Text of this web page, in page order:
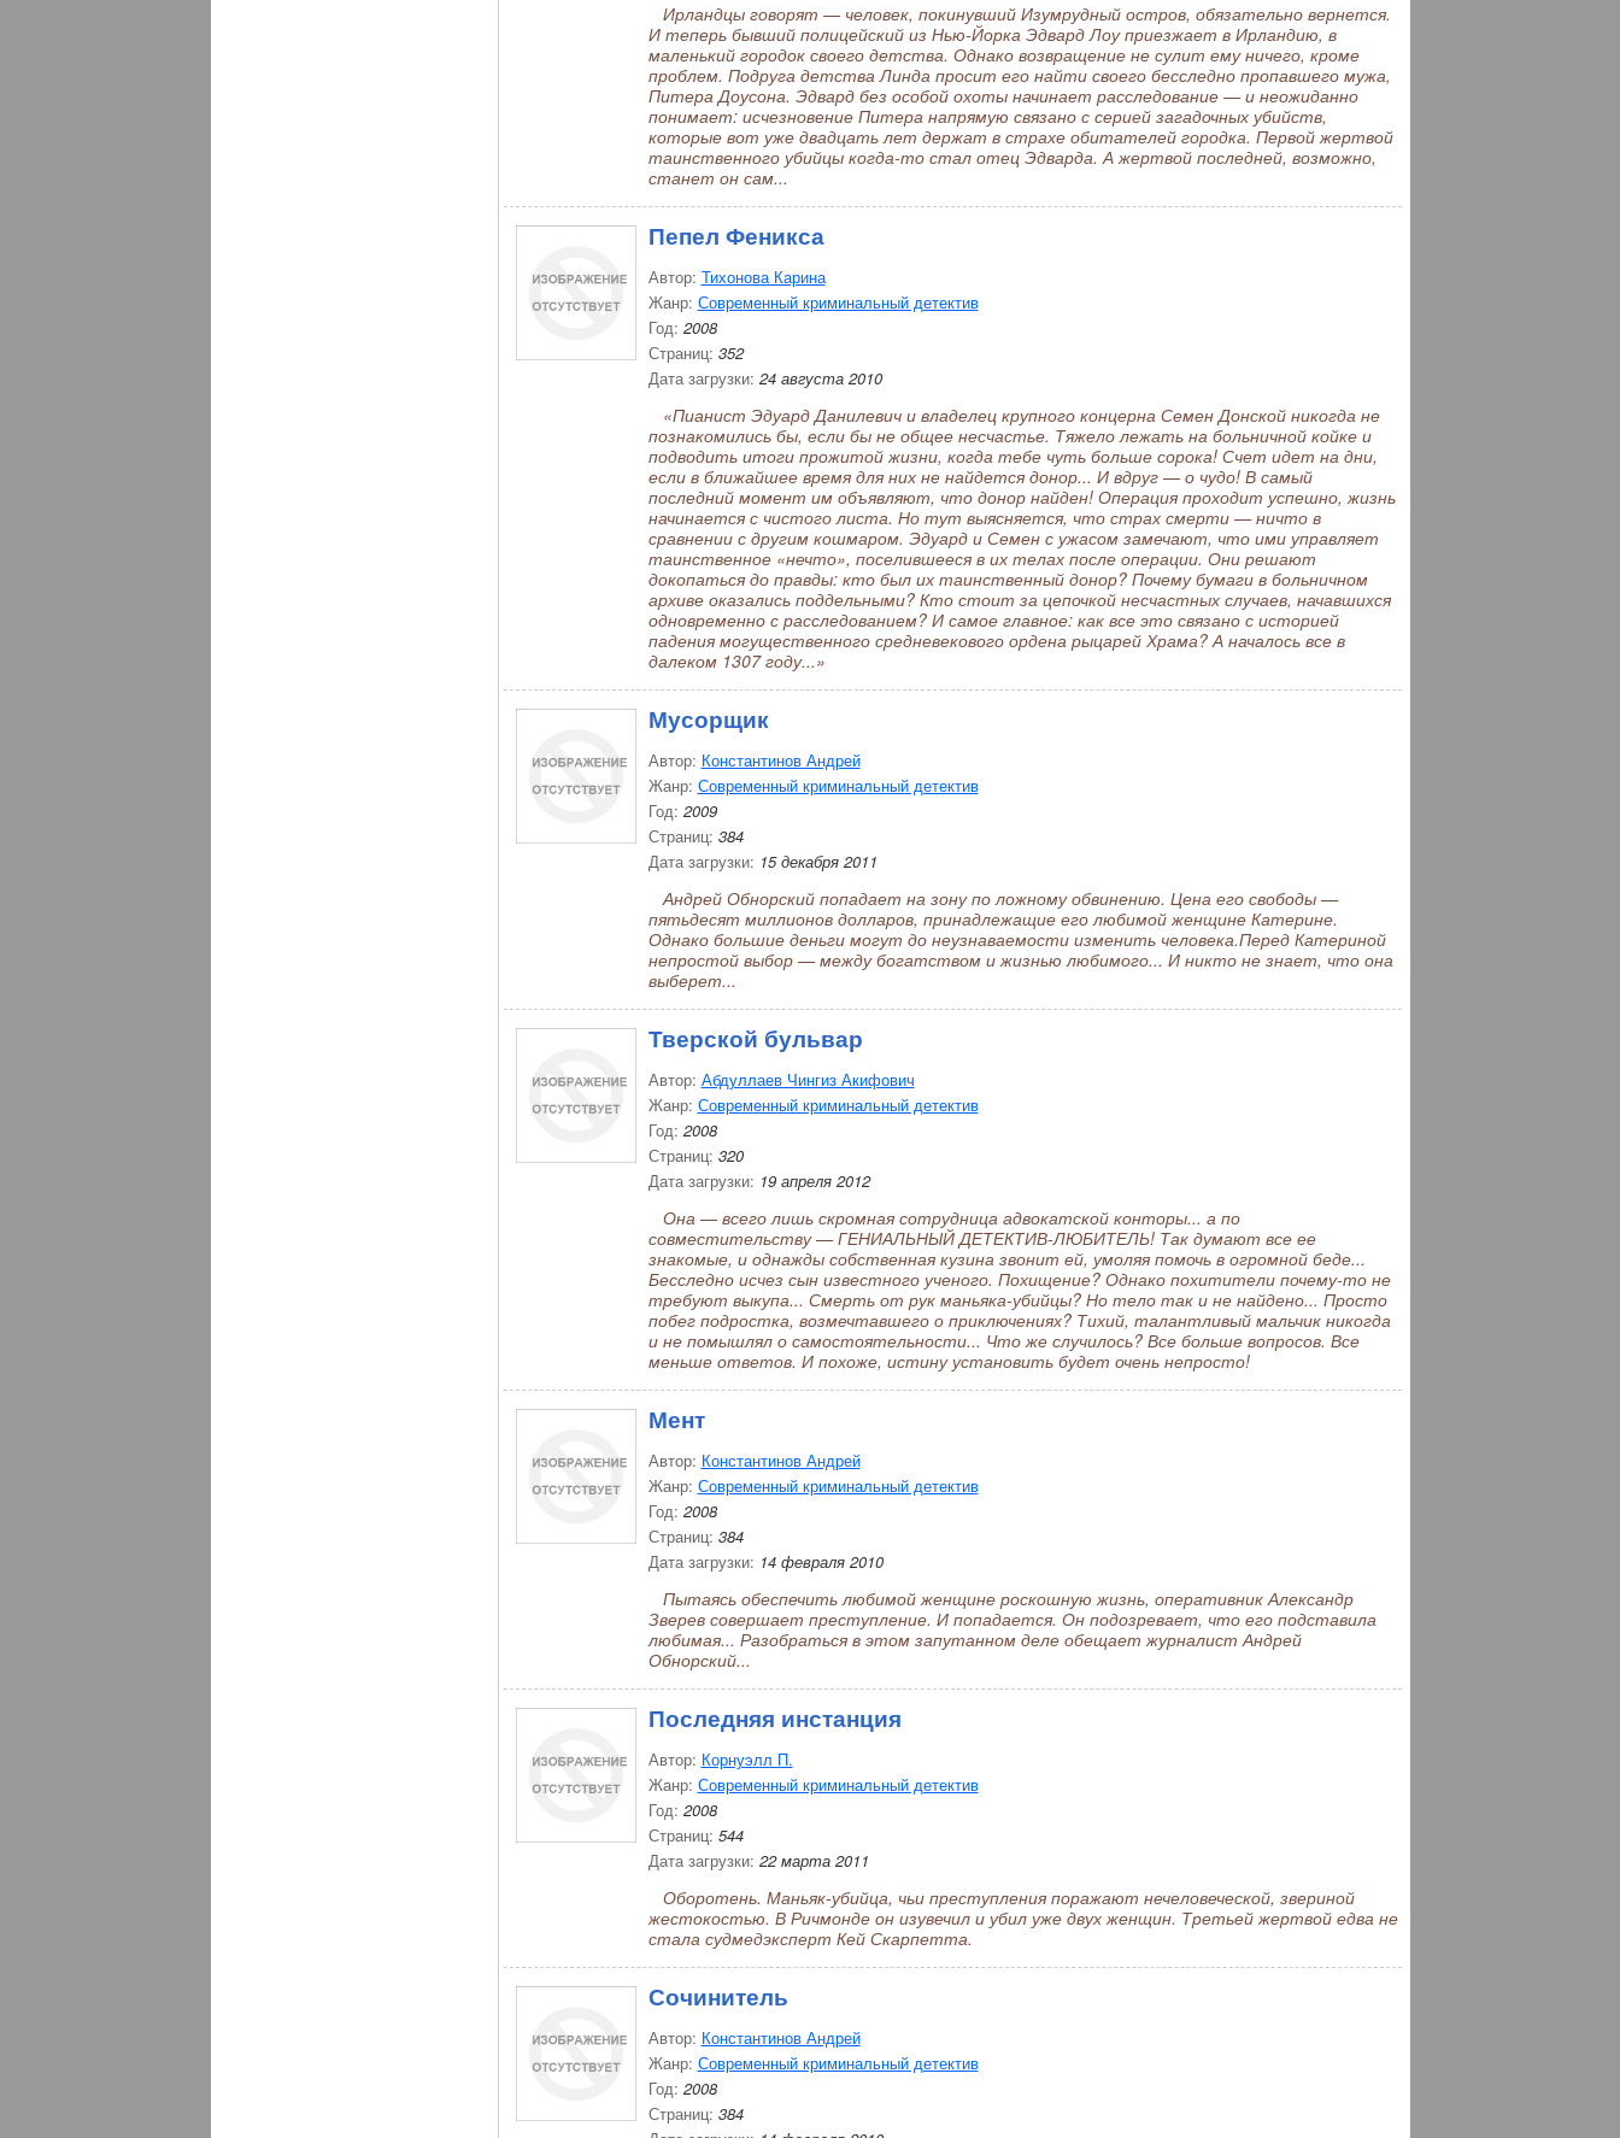
Ирландцы говорят — человек, покинувший Изумрудный остров, обязательно вернется.
И теперь бывший полицейский из Нью-Йорка Эдвард Лоу приезжает в Ирландию, в
маленький городок своего детства. Однако возвращение не сулит ему ничего, кроме
проблем. Подруга детства Линда просит его найти своего бесследно пропавшего мужа,
Питера Доусона. Эдвард без особой охоты начинает расследование — и неожиданно
понимает: исчезновение Питера напрямую связано с серией загадочных убийств,
которые вот уже двадцать лет держат в страхе обитателей городка. Первой жертвой
таинственного убийцы когда-то стал отец Эдварда. А жертвой последней, возможно,
станет он сам...
Пепел Феникса
Автор: Тихонова Карина
Жанр: Современный криминальный детектив
Год: 2008
Страниц: 352
Дата загрузки: 24 августа 2010
«Пианист Эдуард Данилевич и владелец крупного концерна Семен Донской никогда не
познакомились бы, если бы не общее несчастье. Тяжело лежать на больничной койке и
подводить итоги прожитой жизни, когда тебе чуть больше сорока! Счет идет на дни,
если в ближайшее время для них не найдется донор... И вдруг — о чудо! В самый
последний момент им объявляют, что донор найден! Операция проходит успешно, жизнь
начинается с чистого листа. Но тут выясняется, что страх смерти — ничто в
сравнении с другим кошмаром. Эдуард и Семен с ужасом замечают, что ими управляет
таинственное «нечто», поселившееся в их телах после операции. Они решают
докопаться до правды: кто был их таинственный донор? Почему бумаги в больничном
архиве оказались поддельными? Кто стоит за цепочкой несчастных случаев, начавшихся
одновременно с расследованием? И самое главное: как все это связано с историей
падения могущественного средневекового ордена рыцарей Храма? А началось все в
далеком 1307 году...»
Мусорщик
Автор: Константинов Андрей
Жанр: Современный криминальный детектив
Год: 2009
Страниц: 384
Дата загрузки: 15 декабря 2011
Андрей Обнорский попадает на зону по ложному обвинению. Цена его свободы —
пятьдесят миллионов долларов, принадлежащие его любимой женщине Катерине.
Однако большие деньги могут до неузнаваемости изменить человека.Перед Катериной
непростой выбор — между богатством и жизнью любимого... И никто не знает, что она
выберет...
Тверской бульвар
Автор: Абдуллаев Чингиз Акифович
Жанр: Современный криминальный детектив
Год: 2008
Страниц: 320
Дата загрузки: 19 апреля 2012
Она — всего лишь скромная сотрудница адвокатской конторы... а по
совместительству — ГЕНИАЛЬНЫЙ ДЕТЕКТИВ-ЛЮБИТЕЛЬ! Так думают все ее
знакомые, и однажды собственная кузина звонит ей, умоляя помочь в огромной беде...
Бесследно исчез сын известного ученого. Похищение? Однако похитители почему-то не
требуют выкупа... Смерть от рук маньяка-убийцы? Но тело так и не найдено... Просто
побег подростка, возмечтавшего о приключениях? Тихий, талантливый мальчик никогда
и не помышлял о самостоятельности... Что же случилось? Все больше вопросов. Все
меньше ответов. И похоже, истину установить будет очень непросто!
Мент
Автор: Константинов Андрей
Жанр: Современный криминальный детектив
Год: 2008
Страниц: 384
Дата загрузки: 14 февраля 2010
Пытаясь обеспечить любимой женщине роскошную жизнь, оперативник Александр
Зверев совершает преступление. И попадается. Он подозревает, что его подставила
любимая... Разобраться в этом запутанном деле обещает журналист Андрей
Обнорский...
Последняя инстанция
Автор: Корнуэлл П.
Жанр: Современный криминальный детектив
Год: 2008
Страниц: 544
Дата загрузки: 22 марта 2011
Оборотень. Маньяк-убийца, чьи преступления поражают нечеловеческой, звериной
жестокостью. В Ричмонде он изувечил и убил уже двух женщин. Третьей жертвой едва не
стала судмедэксперт Кей Скарпетта.
Сочинитель
Автор: Константинов Андрей
Жанр: Современный криминальный детектив
Год: 2008
Страниц: 384